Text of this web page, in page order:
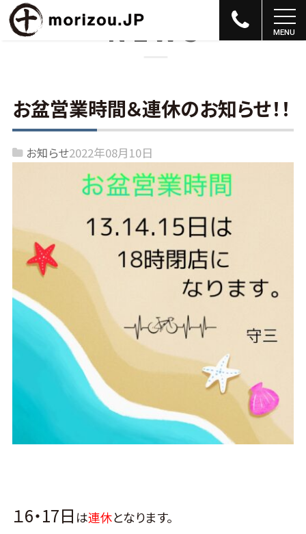
NEWS
お盆営業時間＆連休のお知らせ！！
お知らせ2022年08月10日
１6・17日 は連休となります。